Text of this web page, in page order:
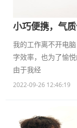
小巧便携，气
我的工作离不开电
字效率，也为了愉
由于我经
2022-09-26 12:46:19